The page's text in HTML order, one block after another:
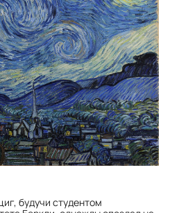
будучи студентом